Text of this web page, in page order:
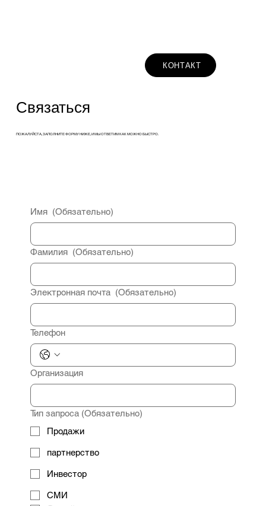
КОНТАКТ
Связаться
ПОЖАЛУЙСТА, ЗАПОЛНИТЕ ФОРМУ НИЖЕ, И МЫ ОТВЕТИМ КАК МОЖНО БЫСТРО.
Имя (Обязательно)
Фамилия (Обязательно)
Электронная почта (Обязательно)
Телефон
Организация
Тип запроса (Обязательно)
Продажи
партнерство
Инвестор
СМИ